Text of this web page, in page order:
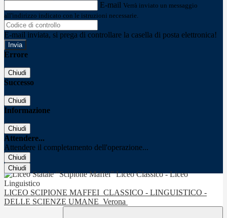
E-mail Verrà inviato un messaggio
all'indirizzo indicato con le istruzioni necessarie.
E-mail inviata, si prega di controllare la casella di posta elettronica!
Errore
Chiudi
Successo
Chiudi
Informazione
Chiudi
Attendere...
Attendere il completamento dell'operazione...
Chiudi
Chiudi
LICEO SCIPIONE MAFFEI CLASSICO - LINGUISTICO -
DELLE SCIENZE UMANE Verona